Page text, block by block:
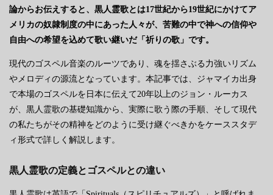
論からお伝えすると、黒人霊歌とは17世紀から19世紀にかけてア
メリカの奴隷制度の中にあった人々が、苦難の中で神への信仰や
自由への希望を込めて歌い継いだ「祈りの歌」です。
現代のゴスペル音楽のルーツであり、魂を揺さぶる力強いリズム
やメロディの源流となっています。本記事では、ジャマイカ出身
で本場のゴスペルを日本に伝えて20年以上のジョン・ルーカス
が、黒人霊歌の基礎知識から、実際に歌う際の手順、そして現代
の私たちがその精神をどのように受け継ぐべきかをケーススタデ
ィ形式で詳しく解説します。
黒人霊歌の定義とゴスペルとの違い